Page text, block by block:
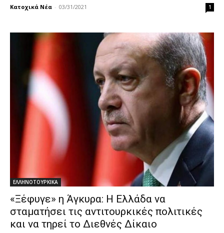
Κατοχικά Νέα - 03/31/2021 1
ΕΛΛΗΝΟΤΟΥΡΚΙΚΑ
«Ξέφυγε» η Άγκυρα: Η Ελλάδα να
σταματήσει τις αντιτουρκικές πολιτικές
και να τηρεί το Διεθνές Δίκαιο